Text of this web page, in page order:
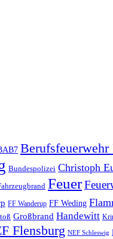
Berufsfeuerwehr
Bundespolizei Christoph
Feuer
FF Wanderup FF Weding
Großbrand Handewitt
Flensburg NEF Schleswig